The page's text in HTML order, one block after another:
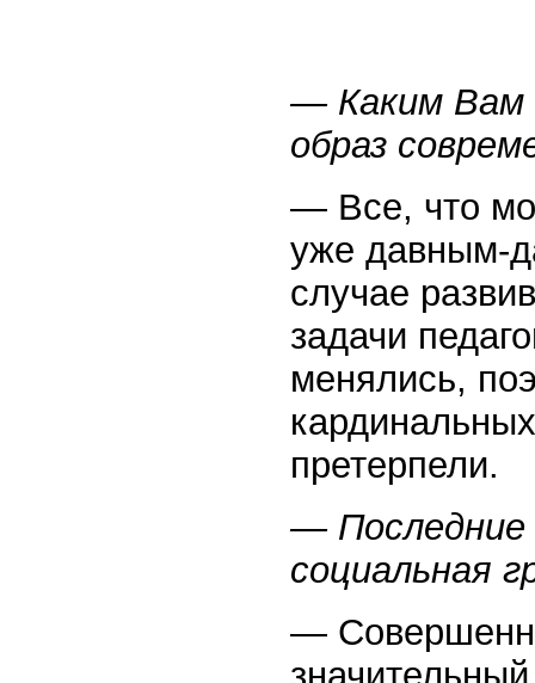
— Каким Вам
образ
— Все, что
уже давным-
случае
задачи
менялись,
претерпели.
— Последние
социальная
—